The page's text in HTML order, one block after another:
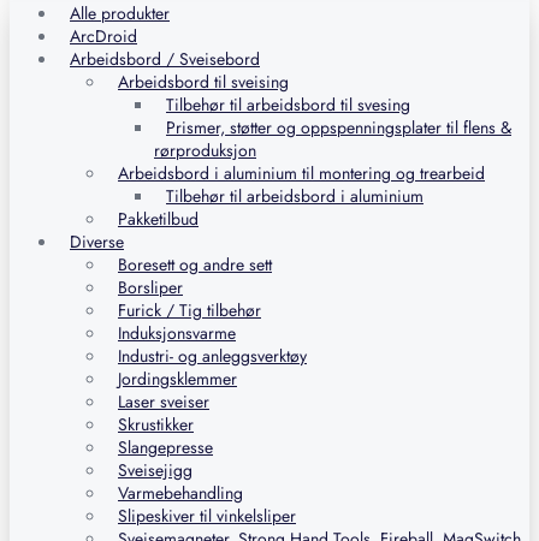
Alle produkter
ArcDroid
Arbeidsbord / Sveisebord
Arbeidsbord til sveising
Tilbehør til arbeidsbord til svesing
Prismer, støtter og oppspenningsplater til flens &
rørproduksjon
Arbeidsbord i aluminium til montering og trearbeid
Tilbehør til arbeidsbord i aluminium
Pakketilbud
Diverse
Boresett og andre sett
Borsliper
Furick / Tig tilbehør
Induksjonsvarme
Industri- og anleggsverktøy
Jordingsklemmer
Laser sveiser
Skrustikker
Slangepresse
Sveisejigg
Varmebehandling
Slipeskiver til vinkelsliper